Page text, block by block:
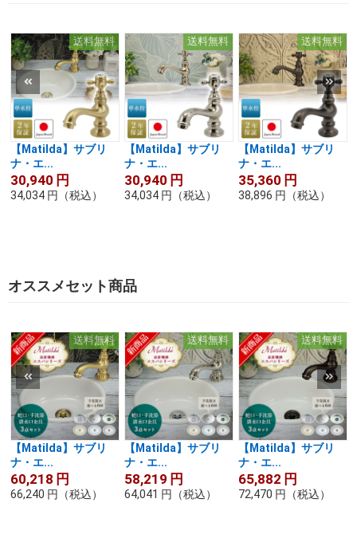
送料無料
【Matilda】サブリ
ナ・エ...
30,940 円
34,034 円 （税込）
送料無料
【Matilda】サブリ
ナ・エ...
30,940 円
34,034 円 （税込）
送料無料
【Matilda】サブリ
ナ・エ...
35,360 円
38,896 円 （税込）
オススメセット商品
送料無料
【Matilda】サブリ
ナ・エ...
60,218 円
66,240 円 （税込）
送料無料
【Matilda】サブリ
ナ・エ...
58,219 円
64,041 円 （税込）
送料無料
【Matilda】サブリ
ナ・エ...
65,882 円
72,470 円 （税込）